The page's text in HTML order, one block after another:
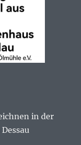
in der